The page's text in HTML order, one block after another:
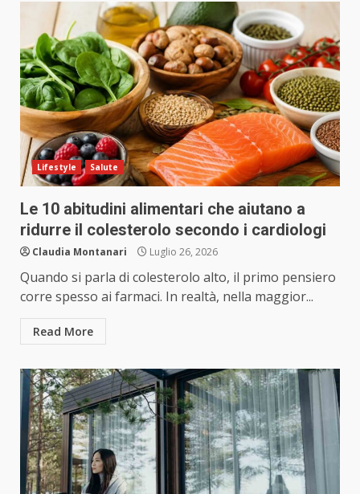
Lifestyle Salute
Le 10 abitudini alimentari che aiutano a
ridurre il colesterolo secondo i cardiologi
Claudia Montanari Luglio 26, 2026
Quando si parla di colesterolo alto, il primo pensiero
corre spesso ai farmaci. In realtà, nella maggior...
Read More